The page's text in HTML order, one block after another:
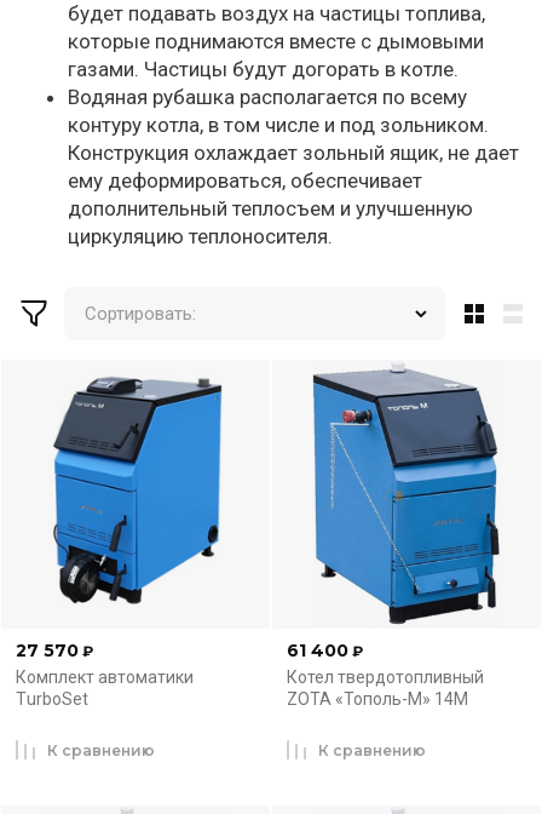
будет подавать воздух на частицы топлива,
которые поднимаются вместе с дымовыми
газами. Частицы будут догорать в котле.
Водяная рубашка располагается по всему
контуру котла, в том числе и под зольником.
Конструкция охлаждает зольный ящик, не дает
ему деформироваться, обеспечивает
дополнительный теплосъем и улучшенную
циркуляцию теплоносителя.
Сортировать:
27 570 ₽
Комплект автоматики
ТurboSet
К сравнению
61 400 ₽
Котел твердотопливный
ZOTA «Тополь-М» 14М
К сравнению